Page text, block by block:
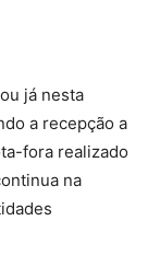
já nesta
a recepção a
fora realizado
na